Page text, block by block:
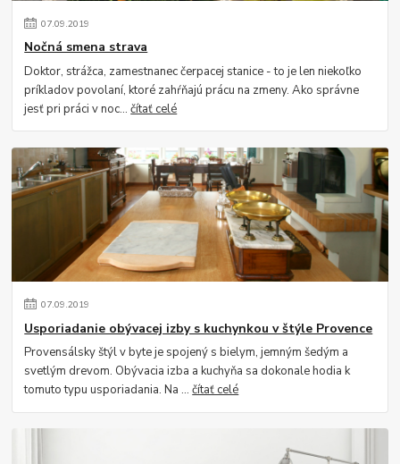
07.09.2019
Nočná smena strava
Doktor, strážca, zamestnanec čerpacej stanice - to je len niekoľko
príkladov povolaní, ktoré zahŕňajú prácu na zmeny. Ako správne
jesť pri práci v noc...čítať celé
07.09.2019
Usporiadanie obývacej izby s kuchynkou v štýle Provence
Provensálsky štýl v byte je spojený s bielym, jemným šedým a
svetlým drevom. Obývacia izba a kuchyňa sa dokonale hodia k
tomuto typu usporiadania. Na ...čítať celé